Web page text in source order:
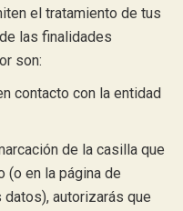
el tratamiento de tus
las finalidades
son:
contacto con la entidad
de la casilla que
(o en la página de
autorizarás que